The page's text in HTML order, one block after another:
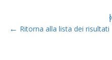
|«
← Ritorna alla lista dei risultati